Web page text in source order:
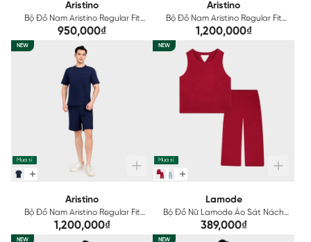
Aristino
Bộ Đồ Nam Aristino Regular Fit
AST210SAH2
950,000₫
Aristino
Bộ Đồ Nam Aristino Regular Fit
AST204SAH2
1,200,000₫
NEW
Mua sỉ
Aristino
Bộ Đồ Nam Aristino Regular Fit
AST203SAH2
1,200,000₫
NEW
Mua sỉ
Lamode
Bộ Đồ Nữ Lamode Áo Sát Nách
Quần Lửng Đũi Nhăn Regular Fit
LST030AS0
389,000₫
NEW NEW